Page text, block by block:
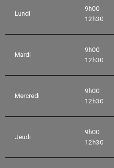
Lundi
9h00
12h30
Mardi
9h00
12h30
Mercredi
9h00
12h30
Jeudi
9h00
12h30